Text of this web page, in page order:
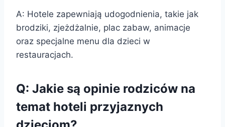
A: Hotele zapewniają udogodnienia, takie jak
brodziki, zjeżdżalnie, plac zabaw, animacje
oraz specjalne menu dla dzieci w
restauracjach.
Q: Jakie są opinie rodziców na
temat hoteli przyjaznych